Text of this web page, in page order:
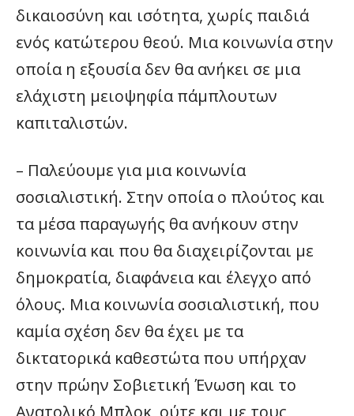
δικαιοσύνη και ισότητα, χωρίς παιδιά
ενός κατώτερου θεού. Μια κοινωνία στην
οποία η εξουσία δεν θα ανήκει σε μια
ελάχιστη μειοψηφία πάμπλουτων
καπιταλιστών.
– Παλεύουμε για μια κοινωνία
σοσιαλιστική. Στην οποία ο πλούτος και
τα μέσα παραγωγής θα ανήκουν στην
κοινωνία και που θα διαχειρίζονται με
δημοκρατία, διαφάνεια και έλεγχο από
όλους. Μια κοινωνία σοσιαλιστική, που
καμία σχέση δεν θα έχει με τα
δικτατορικά καθεστώτα που υπήρχαν
στην πρώην Σοβιετική Ένωση και το
Ανατολικό Μπλοκ, ούτε και με τους